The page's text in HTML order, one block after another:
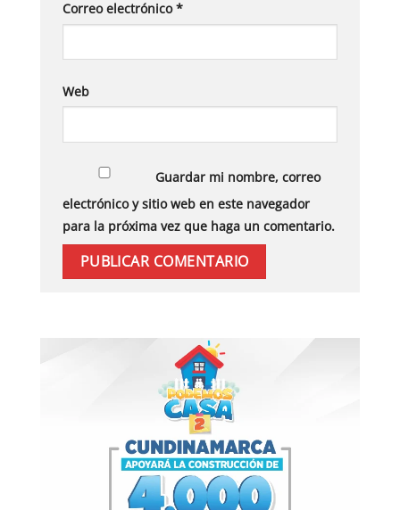
Correo electrónico*
Web
Guardar mi nombre, correo
electrónico y sitio web en este navegador
para la próxima vez que haga un comentario.